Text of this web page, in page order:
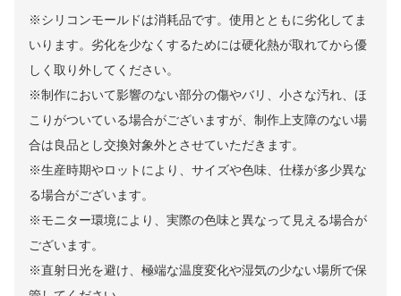
※シリコンモールドは消耗品です。使用とともに劣化してま
いります。劣化を少なくするためには硬化熱が取れてから優
しく取り外してください。
※制作において影響のない部分の傷やバリ、小さな汚れ、ほ
こりがついている場合がございますが、制作上支障のない場
合は良品とし交換対象外とさせていただきます。
※生産時期やロットにより、サイズや色味、仕様が多少異な
る場合がございます。
※モニター環境により、実際の色味と異なって見える場合が
ございます。
※直射日光を避け、極端な温度変化や湿気の少ない場所で保